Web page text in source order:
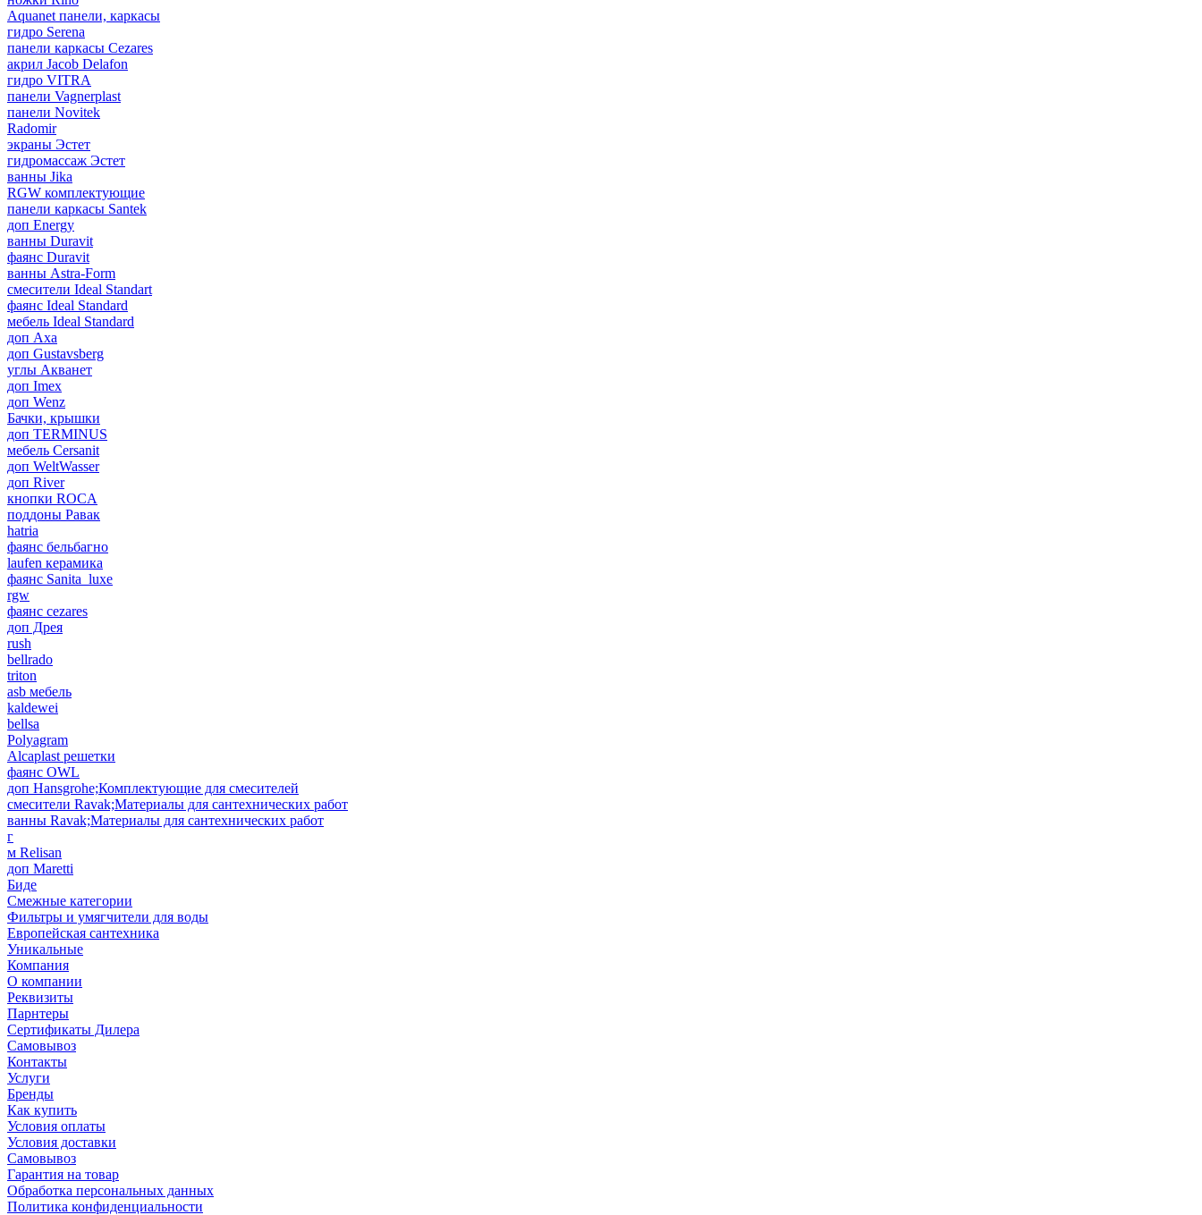
Aquanet панели, каркасы
гидро Serena
панели каркасы Cezares
акрил Jacob Delafon
гидро VITRA
панели Vagnerplast
панели Novitek
Radomir
экраны Эстет
гидромассаж Эстет
ванны Jika
RGW комплектующие
панели каркасы Santek
доп Energy
ванны Duravit
фаянс Duravit
ванны Astra-Form
смесители Ideal Standart
фаянс Ideal Standard
мебель Ideal Standard
доп Axa
доп Gustavsberg
углы Акванет
доп Imex
доп Wenz
Бачки, крышки
доп TERMINUS
мебель Cersanit
доп WeltWasser
доп River
кнопки ROCA
поддоны Равак
hatria
фаянс бельбагно
laufen керамика
фаянс Sanita_luxe
rgw
фаянс cezares
доп Дрея
rush
bellrado
triton
asb мебель
kaldewei
bellsa
Polyagram
Alcaplast решетки
фаянс OWL
доп Hansgrohe;Комплектующие для смесителей
смесители Ravak;Материалы для сантехнических работ
ванны Ravak;Материалы для сантехнических работ
г
м Relisan
доп Maretti
Биде
Смежные категории
Фильтры и умягчители для воды
Европейская сантехника
Уникальные
Компания
О компании
Реквизиты
Парнтеры
Сертификаты Дилера
Самовывоз
Контакты
Услуги
Бренды
Как купить
Условия оплаты
Условия доставки
Самовывоз
Гарантия на товар
Обработка персональных данных
Политика конфиденциальности